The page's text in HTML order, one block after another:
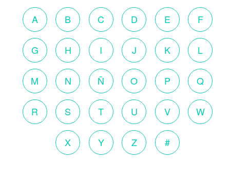
A B C D E F
G H I J K L
M N Ñ O P Q
R S T U V W
X Y Z #